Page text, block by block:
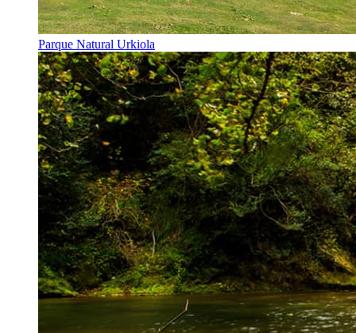
Parque Natural Urkiola